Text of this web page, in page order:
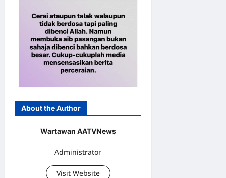
About the Author
Wartawan AATVNews
Administrator
Visit Website